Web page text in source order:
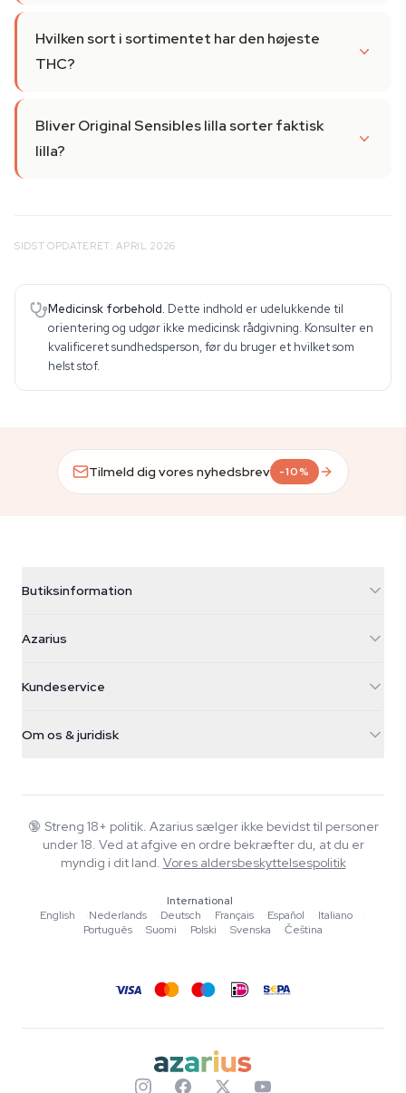
Hvilken sort i sortimentet har den højeste
THC?
Bliver Original Sensibles lilla sorter faktisk
lilla?
SIDST OPDATERET: APRIL 2026
Medicinsk forbehold. Dette indhold er udelukkende til
orientering og udgør ikke medicinsk rådgivning. Konsulter en
kvalificeret sundhedsperson, før du bruger et hvilket som
helst stof.
Tilmeld dig vores nyhedsbrev -10%
Butiksinformation
Galvaniweg 11
Nederland
+31(0)204897914
Azarius
Smokeshop
Kundeservice
Returpolitik
FAQ
Privatlivspolitik
Om os & juridisk
Wiki
Blog
Skribenter
Værktøjer & Beregnere
🔞 Streng 18+ politik. Azarius sælger ikke bevidst til personer
under 18. Ved at afgive en ordre bekræfter du, at du er
myndig i dit land. Vores aldersbeskyttelsespolitik
International
English
·Nederlands ·Deutsch ·Français ·Español ·Italiano
·
Português
·Suomi ·Polski ·Svenska ·Čeština